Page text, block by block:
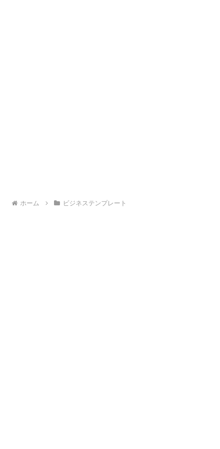
ホーム ビジネステンプレート